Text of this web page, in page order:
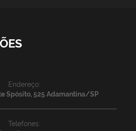
Endereço:
Spósito, 525 Adamantina/SP
Telefones: